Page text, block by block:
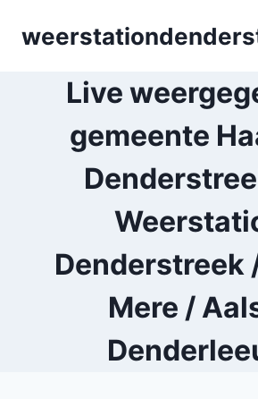
Live
gemeente
Denderstreek
Mere /